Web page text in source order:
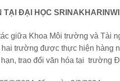
TẠI ĐẠI HỌC
giữa Khoa Môi trường và Tài
trường được thực hiện hàng
trao đổi văn hóa tại trường